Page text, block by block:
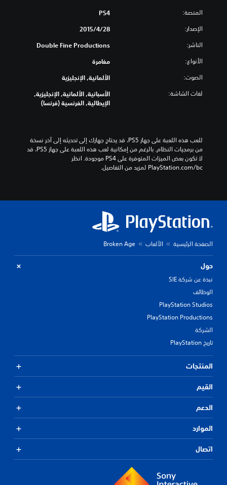
المنصة: PS4
الإصدار: 28‏/4‏/2015
الناشر: Double Fine Productions
الأنواع: مغامرة
الصوت: الألمانية, الإنجليزية
لغات الشاشة:
الأسبانية, الألمانية, الإنجليزية,
الإيطالية, الفرنسية (فرنسا)
‎PlayStation.com/bc لمزيد من التفاصيل.
الصفحة الرئيسية الألعاب Broken Age
حول
نبذة عن شركة SIE
الوظائف
PlayStation Studios
PlayStation Productions
الشركة
تاريخ PlayStation
المنتجات
القيم
الدعم
الموارد
اتصال